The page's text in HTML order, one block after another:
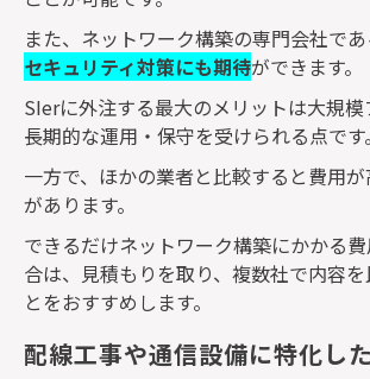
また、ネットワーク構築の専門会社であ
セキュリティ対策にも期待ができます。
SIerに外注する最大のメリットは大規
長期的な運用・保守を受けられる点です。
一方で、ほかの業者と比較すると費用
があります。
できるだけネットワーク構築にかかる
合は、見積もりを取り、複数社で内容
とをおすすめします。
配線工事や通信設備に特化し